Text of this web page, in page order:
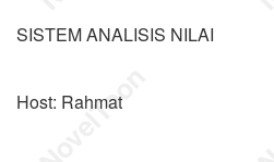
SISTEM ANALISIS NILAI
Host: Rahmat